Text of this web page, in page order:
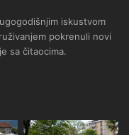
iskustvom
pokrenuli novi
sa čitaocima.